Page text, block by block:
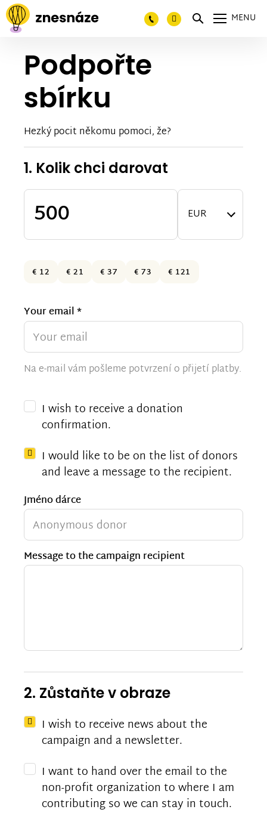
MENU
Podpořte
sbírku
Hezký pocit někomu pomoci, že?
1. Kolik chci darovat
EUR
€ 12 € 21 € 37 € 73 € 121
Your email *
Na e-mail vám pošleme potvrzení o přijetí platby.
I wish to receive a donation
confirmation.
I would like to be on the list of donors
and leave a message to the recipient.
Jméno dárce
Message to the campaign recipient
2. Zůstaňte v obraze
I wish to receive news about the
campaign and a newsletter.
I want to hand over the email to the
non-profit organization to where I am
contributing so we can stay in touch.